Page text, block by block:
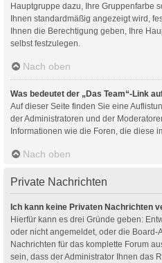
Hauptgruppe dazu, Ihre Gruppenfarbe
Ihnen standardmäßig angezeigt wird,
Ihnen die Berechtigung geben, Ihre
selbst festzulegen.
Nach oben
Was bedeutet der „Das Team“-Link
Auf dieser Seite finden Sie eine
der Administratoren und der
Informationen wie die Foren, die diese
Nach oben
Private Nachrichten
Ich kann keine Privaten Nachrichten
Hierfür kann es drei Gründe geben:
oder nicht angemeldet, oder die Board-
Nachrichten für das komplette Forum
sein, dass der Administrator Ihnen das